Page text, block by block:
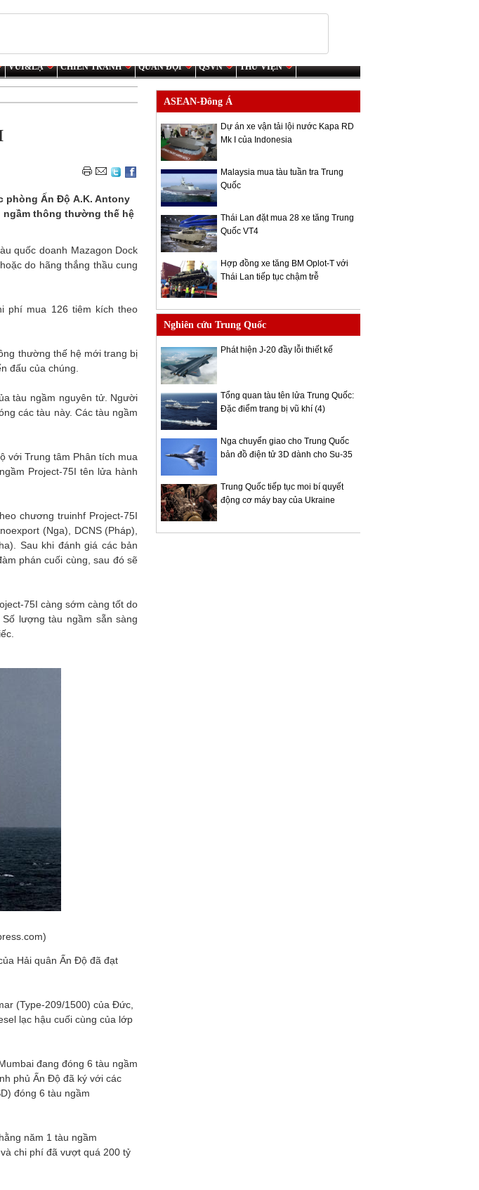
VUI&LẠ CHIẾN TRANH QUÂN ĐỘI QSVN THƯ VIỆN
phòng Ấn Độ А.K. Antony
thông thường thế hệ
quốc doanh Mazagon Dock
do hãng thắng thầu cung
phí mua 126 tiêm kích theo
thường thế hệ mới trang bị
đấu của chúng.
tàu ngầm nguyên tử. Người
các tàu này. Các tàu ngầm
với Trung tâm Phân tích mua
Project-75I tên lửa hành
chương truinhf Project-75I
(Nga), DCNS (Pháp),
Sau khi đánh giá các bản
phán cuối cùng, sau đó sẽ
75I càng sớm càng tốt do
lượng tàu ngầm sẵn sàng
Hải quân Ấn Độ đã đạt
(Type-209/1500) của Đức,
lạc hậu cuối cùng của lớp
đang đóng 6 tàu ngầm
phủ Ấn Độ đã ký với các
đóng 6 tàu ngầm
năm 1 tàu ngầm
chi phí đã vượt quá 200 tỷ
ASEAN-Đông Á
Dự án xe vận tải lội nước Kapa RD
Mk I của Indonesia
Malaysia mua tàu tuần tra Trung
Quốc
Thái Lan đặt mua 28 xe tăng Trung
Quốc VT4
Hợp đồng xe tăng BM Oplot-T với
Thái Lan tiếp tục chậm trễ
Nghiên cứu Trung Quốc
Phát hiện J-20 đầy lỗi thiết kế
Tổng quan tàu tên lửa Trung Quốc:
Đặc điểm trang bị vũ khí (4)
Nga chuyển giao cho Trung Quốc
bản đồ điện tử 3D dành cho Su-35
Trung Quốc tiếp tục moi bí quyết
động cơ máy bay của Ukraine